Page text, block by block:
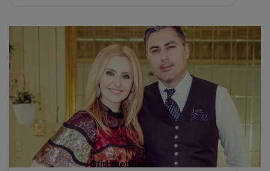
Stiri mondene